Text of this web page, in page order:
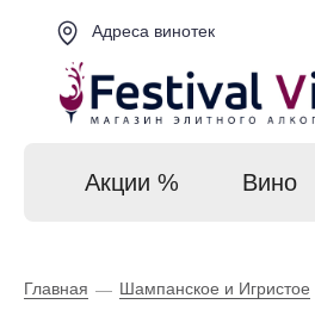
Адреса винотек
Акции % Вино
Главная — Шампанское и Игристое